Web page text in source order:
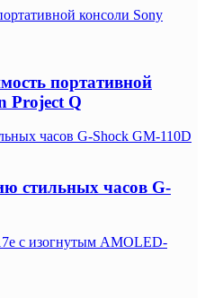
консоли Sony
портативной
Project Q
часов G-Shock GM-110D
стильных часов G-
с изогнутым AMOLED-